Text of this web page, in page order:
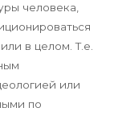
человека,
в целом. Т.е.
или
по